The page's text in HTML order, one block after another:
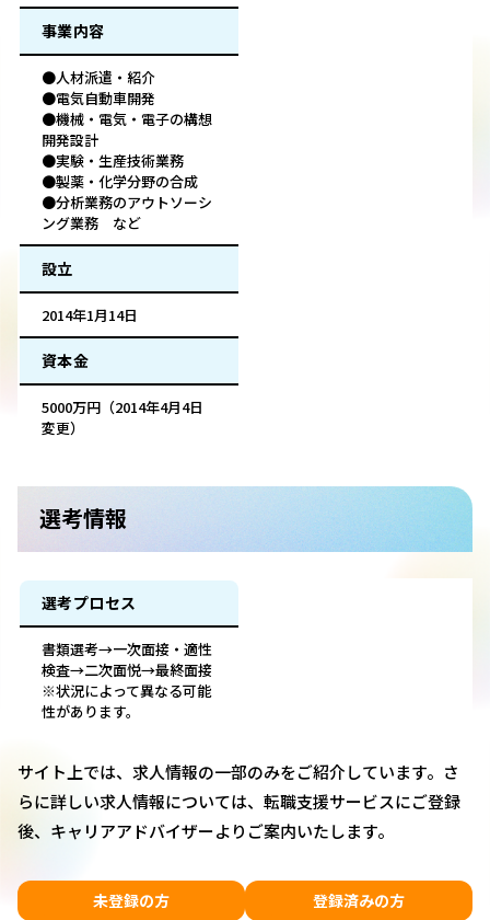
事業内容
●人材派遣・紹介
●電気自動車開発
●機械・電気・電子の構想
開発設計
●実験・生産技術業務
●製薬・化学分野の合成
●分析業務のアウトソーシ
ング業務 など
設立
2014年1月14日
資本金
5000万円（2014年4月4日
変更）
選考情報
選考プロセス
書類選考→一次面接・適性
検査→二次面悦→最終面接
※状況によって異なる可能
性があります。
サイト上では、求人情報の一部のみをご紹介しています。さ
らに詳しい求人情報については、転職支援サービスにご登録
後、キャリアアドバイザーよりご案内いたします。
未登録の方 登録済みの方